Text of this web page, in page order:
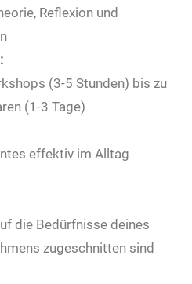
Reflexion und
(3-5 Stunden) bis zu
(1-3 Tage)
effektiv im Alltag
die Bedürfnisse deines
zugeschnitten sind